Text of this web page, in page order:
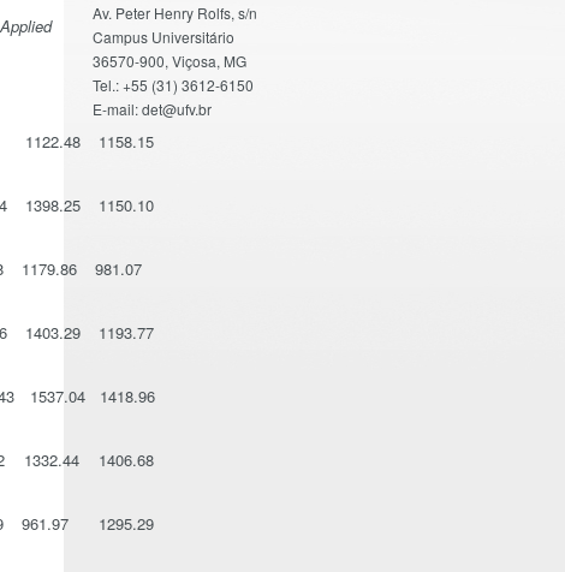
Av. Peter Henry Rolfs, s/n
Campus Universitário
36570-900, Viçosa, MG
Tel.: +55 (31) 3612-6150
E-mail: det@ufv.br
1158.15
1150.10
981.07
1193.77
1537.04 1418.96
1406.68
1295.29